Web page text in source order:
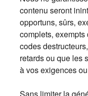
contenu seront
opportuns, sûrs,
complets, exempts
codes
retards ou que les
à vos exigences